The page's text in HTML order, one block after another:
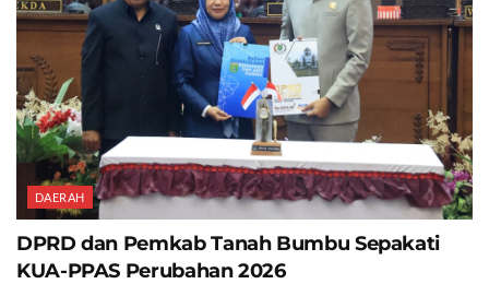
DAERAH
DPRD dan Pemkab Tanah Bumbu Sepakati
KUA-PPAS Perubahan 2026